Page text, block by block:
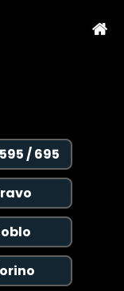
/ 695